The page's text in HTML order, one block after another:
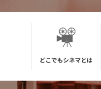
どこでもシネマとは